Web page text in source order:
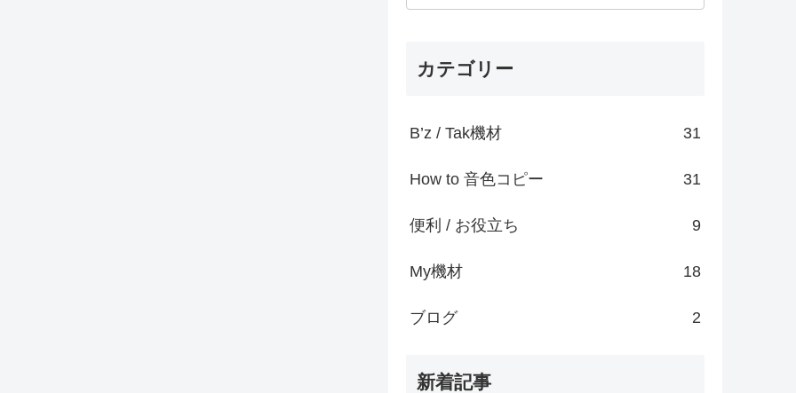
カテゴリー
B’z / Tak機材 31
How to 音色コピー 31
便利 / お役立ち 9
My機材 18
ブログ 2
新着記事